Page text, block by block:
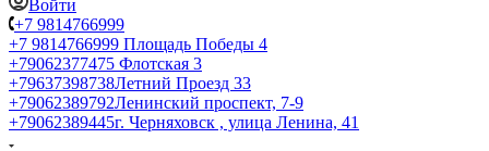
Войти
+7 9814766999
+7 9814766999 Площадь Победы 4
+79062377475 Флотская 3
+79637398738Летний Проезд 33
+79062389792Ленинский проспект, 7-9
+79062389445г. Черняховск , улица Ленина, 41